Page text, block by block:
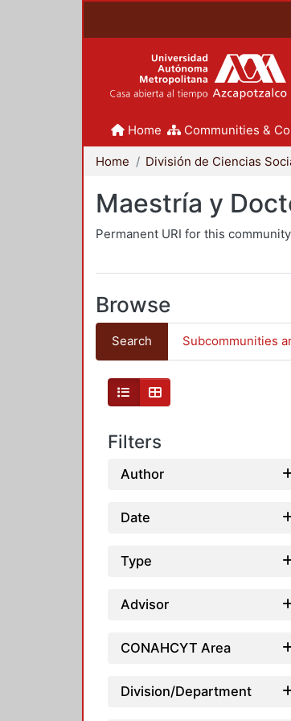
Home Communities &
Home
Maestría y
Permanent URI for this community
Browse
Search Subcommunities
Filters
Author
Date
Type
Advisor
CONAHCYT Area
Division/Department